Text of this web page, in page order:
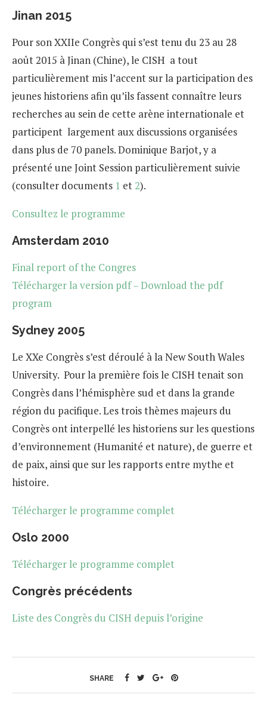
Jinan 2015
Pour son XXIIe Congrès qui s’est tenu du 23 au 28
août 2015 à Jinan (Chine), le CISH a tout
particulièrement mis l’accent sur la participation des
jeunes historiens afin qu’ils fassent connaître leurs
recherches au sein de cette arène internationale et
participent largement aux discussions organisées
dans plus de 70 panels. Dominique Barjot, y a
présenté une Joint Session particulièrement suivie
(consulter documents 1 et 2).
Consultez le programme
Amsterdam 2010
Final report of the Congres
Télécharger la version pdf – Download the pdf
program
Sydney 2005
Le XXe Congrès s’est déroulé à la New South Wales
University. Pour la première fois le CISH tenait son
Congrès dans l’hémisphère sud et dans la grande
région du pacifique. Les trois thèmes majeurs du
Congrès ont interpellé les historiens sur les questions
d’environnement (Humanité et nature), de guerre et
de paix, ainsi que sur les rapports entre mythe et
histoire.
Télécharger le programme complet
Oslo 2000
Télécharger le programme complet
Congrès précédents
Liste des Congrès du CISH depuis l’origine
SHARE